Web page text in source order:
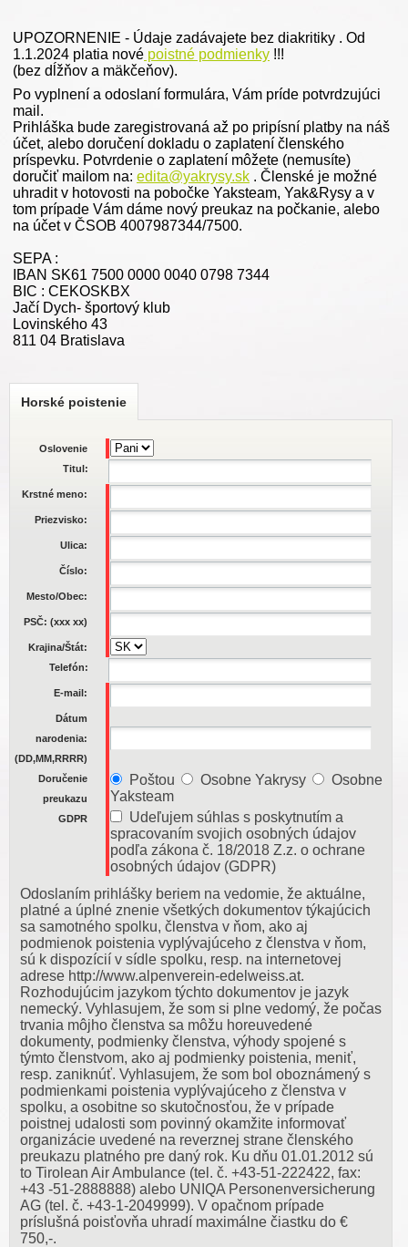
UPOZORNENIE - Údaje zadávajete bez diakritiky . Od
1.1.2024 platia nové poistné podmienky !!!
(bez dĺžňov a mäkčeňov).
Po vyplnení a odoslaní formulára, Vám príde potvrdzujúci
mail.
Prihláška bude zaregistrovaná až po pripísní platby na náš
účet, alebo doručení dokladu o zaplatení členského
príspevku. Potvrdenie o zaplatení môžete (nemusíte)
doručiť mailom na: edita@yakrysy.sk . Členské je možné
uhradit v hotovosti na pobočke Yaksteam, Yak&Rysy a v
tom prípade Vám dáme nový preukaz na počkanie, alebo
na účet v ČSOB 4007987344/7500.
SEPA :
IBAN SK61 7500 0000 0040 0798 7344
BIC : CEKOSKBX
Jačí Dych- športový klub
Lovinského 43
811 04 Bratislava
Horské poistenie
Oslovenie
Titul:
Krstné meno:
Priezvisko:
Ulica:
Číslo:
Mesto/Obec:
PSČ: (xxx xx)
Krajina/Štát:
Telefón:
E-mail:
Dátum
narodenia:
(DD,MM,RRRR)
Doručenie
preukazu
Poštou Osobne Yakrysy
Osobne
Yaksteam
GDPR
Udeľujem súhlas s poskytnutím a
spracovaním svojich osobných údajov
podľa zákona č. 18/2018 Z.z. o ochrane
osobných údajov (GDPR)
Odoslaním prihlášky beriem na vedomie, že aktuálne,
platné a úplné znenie všetkých dokumentov týkajúcich
sa samotného spolku, členstva v ňom, ako aj
podmienok poistenia vyplývajúceho z členstva v ňom,
sú k dispozícií v sídle spolku, resp. na internetovej
adrese http://www.alpenverein-edelweiss.at.
Rozhodujúcim jazykom týchto dokumentov je jazyk
nemecký. Vyhlasujem, že som si plne vedomý, že počas
trvania môjho členstva sa môžu horeuvedené
dokumenty, podmienky členstva, výhody spojené s
týmto členstvom, ako aj podmienky poistenia, meniť,
resp. zaniknúť. Vyhlasujem, že som bol oboznámený s
podmienkami poistenia vyplývajúceho z členstva v
spolku, a osobitne so skutočnosťou, že v prípade
poistnej udalosti som povinný okamžite informovať
organizácie uvedené na reverznej strane členského
preukazu platného pre daný rok. Ku dňu 01.01.2012 sú
to Tirolean Air Ambulance (tel. č. +43-51-222422, fax:
+43 -51-2888888) alebo UNIQA Personenversicherung
AG (tel. č. +43-1-2049999). V opačnom prípade
príslušná poisťovňa uhradí maximálne čiastku do €
750,-.